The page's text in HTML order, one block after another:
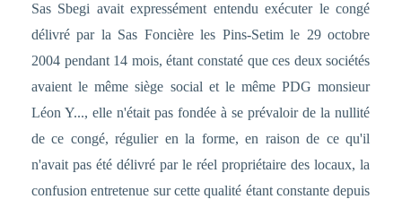
Sas Sbegi avait expressément entendu exécuter le congé
délivré par la Sas Foncière les Pins-Setim le 29 octobre
2004 pendant 14 mois, étant constaté que ces deux sociétés
avaient le même siège social et le même PDG monsieur
Léon Y..., elle n'était pas fondée à se prévaloir de la nullité
de ce congé, régulier en la forme, en raison de ce qu'il
n'avait pas été délivré par le réel propriétaire des locaux, la
confusion entretenue sur cette qualité étant constante depuis